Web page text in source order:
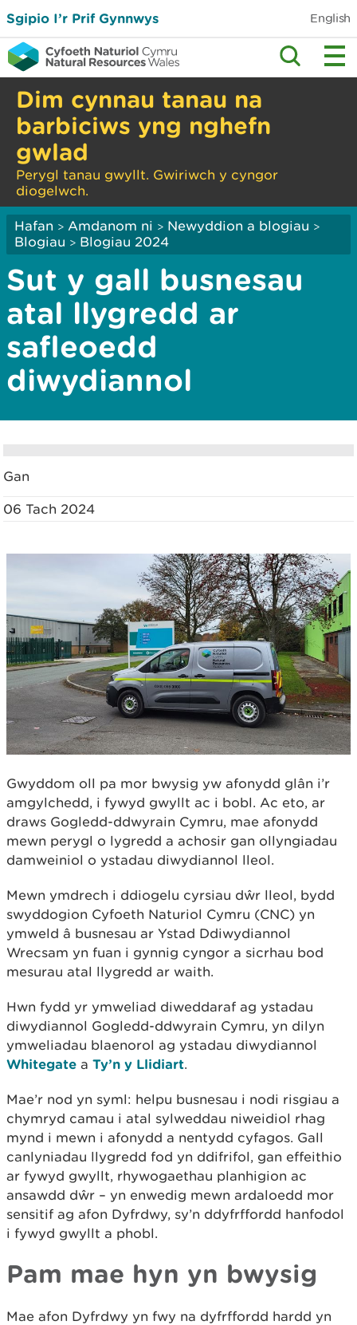
Sgipio I’r Prif Gynnwys English
Dim cynnau tanau na
barbiciws yng nghefn
gwlad
Perygl tanau gwyllt. Gwiriwch y cyngor
diogelwch.
Hafan > Amdanom ni > Newyddion a blogiau >
Blogiau > Blogiau 2024
Sut y gall busnesau
atal llygredd ar
safleoedd
diwydiannol
Gan
06 Tach 2024
Gwyddom oll pa mor bwysig yw afonydd glân i’r
amgylchedd, i fywyd gwyllt ac i bobl. Ac eto, ar
draws Gogledd-ddwyrain Cymru, mae afonydd
mewn perygl o lygredd a achosir gan ollyngiadau
damweiniol o ystadau diwydiannol lleol.
Mewn ymdrech i ddiogelu cyrsiau dŵr lleol, bydd
swyddogion Cyfoeth Naturiol Cymru (CNC) yn
ymweld â busnesau ar Ystad Ddiwydiannol
Wrecsam yn fuan i gynnig cyngor a sicrhau bod
mesurau atal llygredd ar waith.
Hwn fydd yr ymweliad diweddaraf ag ystadau
diwydiannol Gogledd-ddwyrain Cymru, yn dilyn
ymweliadau blaenorol ag ystadau diwydiannol
Whitegate a Ty’n y Llidiart.
Mae’r nod yn syml: helpu busnesau i nodi risgiau a
chymryd camau i atal sylweddau niweidiol rhag
mynd i mewn i afonydd a nentydd cyfagos. Gall
canlyniadau llygredd fod yn ddifrifol, gan effeithio
ar fywyd gwyllt, rhywogaethau planhigion ac
ansawdd dŵr – yn enwedig mewn ardaloedd mor
sensitif ag afon Dyfrdwy, sy’n ddyfrffordd hanfodol
i fywyd gwyllt a phobl.
Pam mae hyn yn bwysig
Mae afon Dyfrdwy yn fwy na dyfrffordd hardd yn